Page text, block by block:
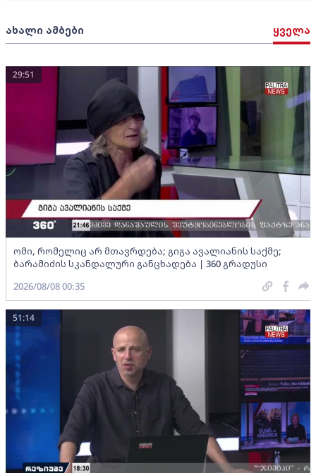
ახალი ამბები ყველა
ომი, რომელიც არ მთავრდება; გიგა ავალიანის საქმე;
ბარამიძის სკანდალური განცხადება | 360 გრადუსი
29:51
2026/08/08 00:35
51:14